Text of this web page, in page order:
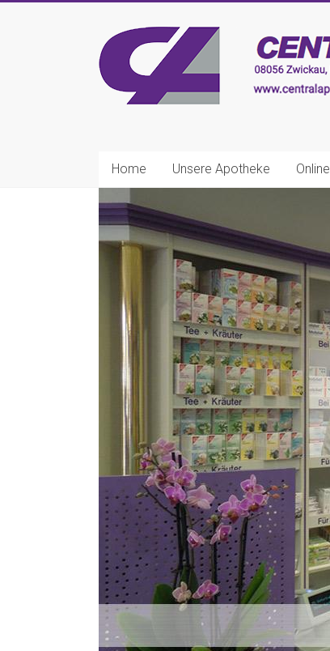
CENTRAL-
APOTHEKE
Zwickau
netteHome Unsere Apotheke